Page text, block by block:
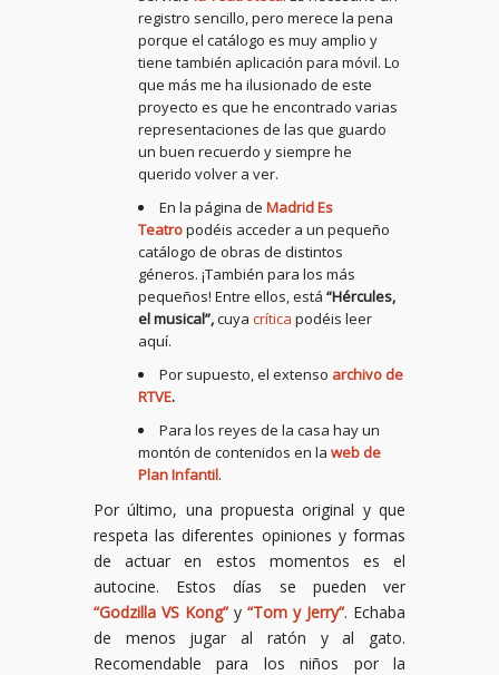
registro sencillo, pero merece la pena
porque el catálogo es muy amplio y
tiene también aplicación para móvil. Lo
que más me ha ilusionado de este
proyecto es que he encontrado varias
representaciones de las que guardo
un buen recuerdo y siempre he
querido volver a ver.
En la página de Madrid Es
Teatropodéis acceder a un pequeño
catálogo de obras de distintos
géneros. ¡También para los más
pequeños! Entre ellos, está “Hércules,
el musical”,cuya crítica podéis leer
aquí.
Por supuesto, el extenso archivo de
RTVE.
Para los reyes de la casa hay un
montón de contenidos en la web de
Plan Infantil.
Por último, una propuesta original y que
respeta las diferentes opiniones y formas
de actuar en estos momentos es el
autocine. Estos días se pueden ver
“Godzilla VS Kong”y “Tom y Jerry”. Echaba
de menos jugar al ratón y al gato.
Recomendable para los niños por la